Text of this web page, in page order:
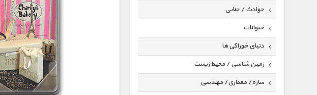
حوادث / جنایی
حیوانات
دنیای خوراکی ها
زمین شناسی / محیط زیست
سازه/ معماری/ مهندسی